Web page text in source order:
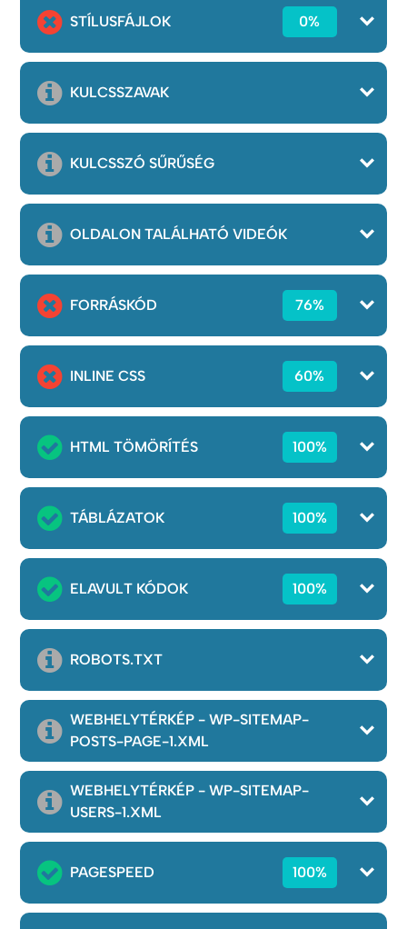
STÍLUSFÁJLOK 0%
KULCSSZAVAK
KULCSSZÓ SŰRŰSÉG
OLDALON TALÁLHATÓ VIDEÓK
FORRÁSKÓD 76%
INLINE CSS 60%
HTML TÖMÖRÍTÉS 100%
TÁBLÁZATOK 100%
ELAVULT KÓDOK 100%
ROBOTS.TXT
WEBHELYTÉRKÉP - WP-SITEMAP-
POSTS-PAGE-1.XML
WEBHELYTÉRKÉP - WP-SITEMAP-
USERS-1.XML
PAGESPEED 100%